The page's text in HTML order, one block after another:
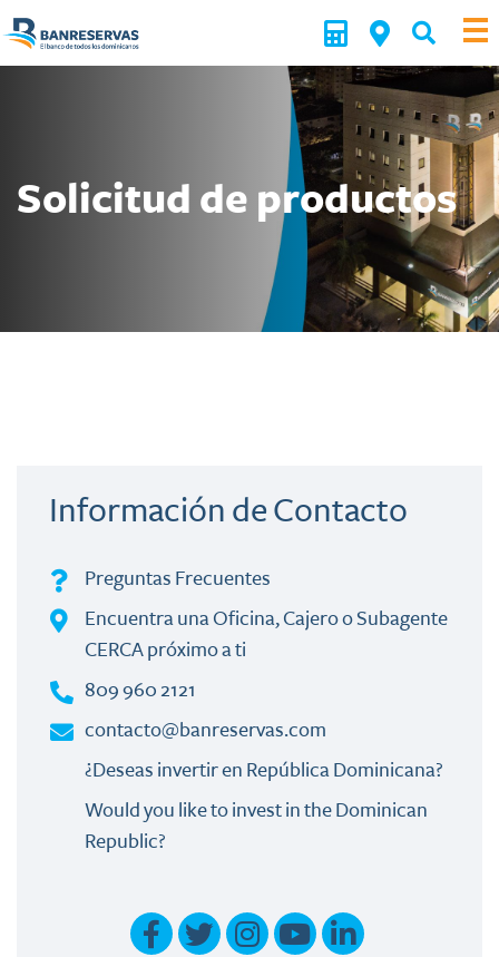
Solicitud de productos
Información de Contacto
Preguntas Frecuentes
Encuentra una Oficina, Cajero o Subagente
CERCA próximo a ti
809 960 2121
contacto@banreservas.com
¿Deseas invertir en República Dominicana?
Would you like to invest in the Dominican
Republic?